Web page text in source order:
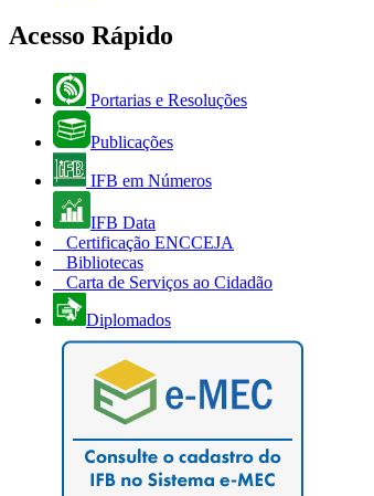
Acesso Rápido
Portarias e Resoluções
Publicações
IFB em Números
IFB Data
Certificação ENCCEJA
Bibliotecas
Carta de Serviços ao Cidadão
Diplomados